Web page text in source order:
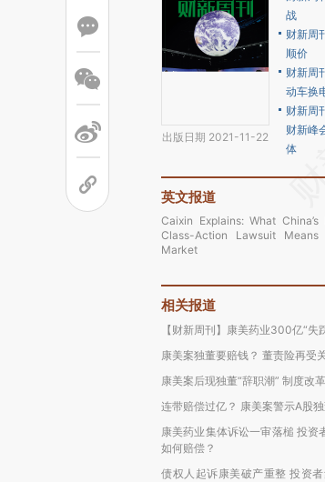
出版日期 2021-11-22
战
财新周
顺价
财新周
动车换
财新周
财新峰
体
英文报道
Caixin Explains: What
Class-Action Lawsuit
Market
相关报道
【财新周刊】康美药业300亿“失
康美案独董要赔钱？ 董责险再受
康美案后现独董“辞职潮” 制度改
连带赔偿过亿？ 康美案警示A股
康美药业集体诉讼一审落槌 投资
如何赔偿？
债权人起诉康美破产重整 投资